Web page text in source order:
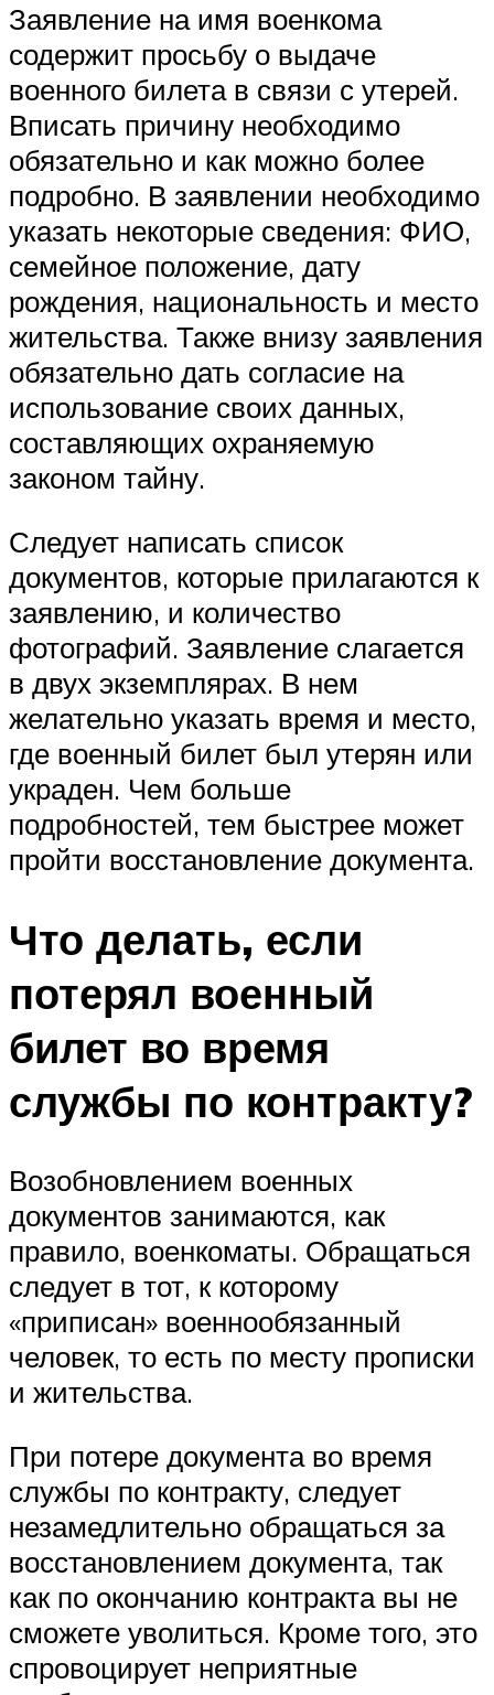
Заявление на имя военкома
содержит просьбу о выдаче
военного билета в связи с утерей.
Вписать причину необходимо
обязательно и как можно более
подробно. В заявлении необходимо
указать некоторые сведения: ФИО,
семейное положение, дату
рождения, национальность и место
жительства. Также внизу заявления
обязательно дать согласие на
использование своих данных,
составляющих охраняемую
законом тайну.
Следует написать список
документов, которые прилагаются к
заявлению, и количество
фотографий. Заявление слагается
в двух экземплярах. В нем
желательно указать время и место,
где военный билет был утерян или
украден. Чем больше
подробностей, тем быстрее может
пройти восстановление документа.
Что делать, если
потерял военный
билет во время
службы по контракту?
Возобновлением военных
документов занимаются, как
правило, военкоматы. Обращаться
следует в тот, к которому
«приписан» военнообязанный
человек, то есть по месту прописки
и жительства.
При потере документа во время
службы по контракту, следует
незамедлительно обращаться за
восстановлением документа, так
как по окончанию контракта вы не
сможете уволиться. Кроме того, это
спровоцирует неприятные